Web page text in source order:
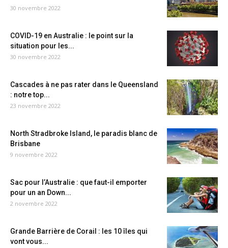
30 novembre 2022
COVID-19 en Australie : le point sur la
situation pour les...
30 novembre 2022
Cascades à ne pas rater dans le Queensland
: notre top...
23 novembre 2022
North Stradbroke Island, le paradis blanc de
Brisbane
9 novembre 2022
Sac pour l’Australie : que faut-il emporter
pour un an Down...
2 novembre 2022
Grande Barrière de Corail : les 10 îles qui
vont vous...